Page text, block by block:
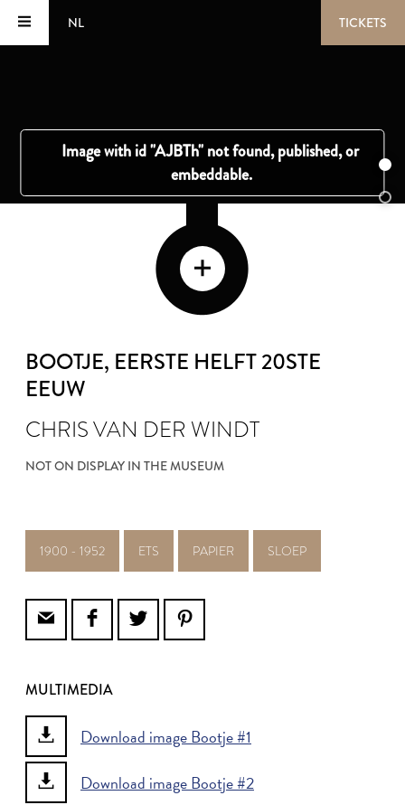
NL TICKETS
BOOTJE, EERSTE HELFT 20STE
EEUW
CHRIS VAN DER WINDT
NOT ON DISPLAY IN THE MUSEUM
1900 - 1952 ETS PAPIER SLOEP
MULTIMEDIA
Download image Bootje #1
Download image Bootje #2